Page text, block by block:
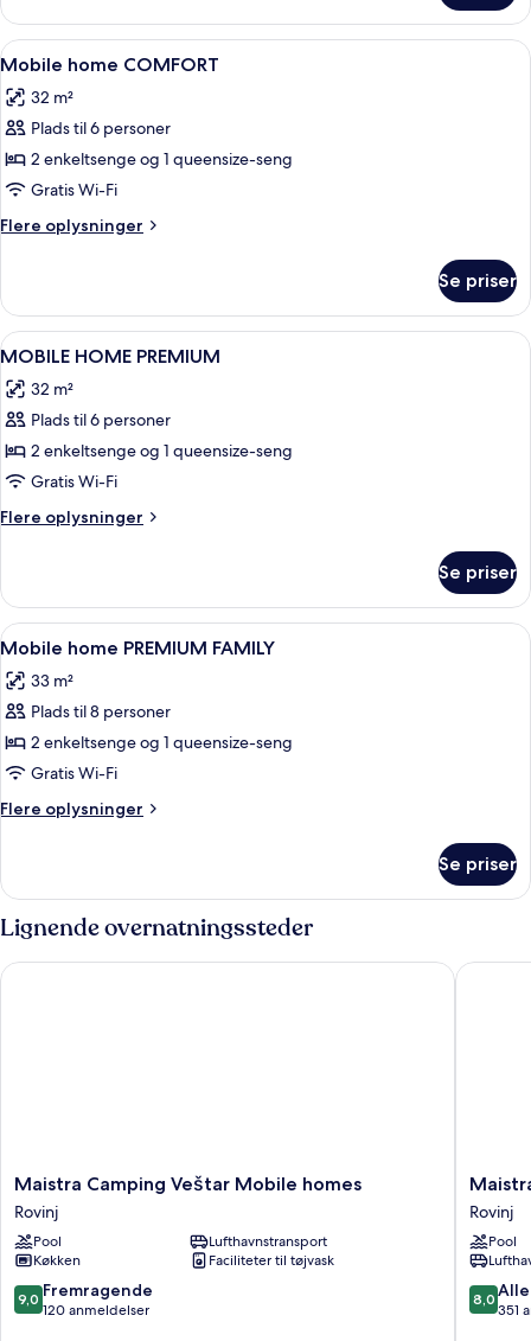
mobile
home
Indlæs
alle
billeder
af
Mobile
home
COMFORT
2 soveværelser, gratis Wi-Fi, sengetøj
8
Mobile home COMFORT
32 m²
Plads til 6 personer
2 enkeltsenge og 1 queensize-seng
Gratis Wi-Fi
Flere oplysninger
Flere
home
COMFORT
Se priser
Indlæs
alle
billeder
af
MOBILE
HOME
PREMIUM
2
MOBILE HOME PREMIUM
32 m²
Plads til 6 personer
2 enkeltsenge og 1 queensize-seng
Gratis Wi-Fi
Flere oplysninger
Flere
HOME
PREMIUM
Se priser
Indlæs
alle
billeder
af
Mobile
home
PREMIUM
FAMILY
2 soveværelser, gratis Wi-Fi, sengetøj
5
Mobile home PREMIUM FAMILY
33 m²
Plads til 8 personer
2 enkeltsenge og 1 queensize-seng
Gratis Wi-Fi
Flere oplysninger
Flere
home
PREMIUM
FAMILY
Se priser
Lignende overnatningssteder
Maistra
Camping
Veštar
Mobile
homes
Rovinj
Maistra Camping Veštar Mobile homes
Rovinj
Pool
Lufthavnstransport
Køkken
Faciliteter til tøjvask
9.0
ud
9,0 Fremragende
120 anmeldelser
Maistra Camping Veštar Mobile homes
Maistra
Select
Amarin
Resort
Rovinj
Rovinj
Pool
8.0
ud
8,0
351
Maistra